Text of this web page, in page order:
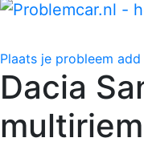
Plaats je probleem add
Dacia
multiriem